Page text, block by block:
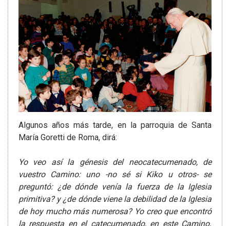
Algunos años más tarde, en la parroquia de Santa
María Goretti de Roma, dirá:
Yo veo así la génesis del neocatecumenado, de
vuestro Camino: uno -no sé si Kiko u otros- se
preguntó: ¿de dónde venía la fuerza de la Iglesia
primitiva? y ¿de dónde viene la debilidad de la Iglesia
de hoy mucho más numerosa? Yo creo que encontró
la respuesta en el catecumenado, en este Camino.